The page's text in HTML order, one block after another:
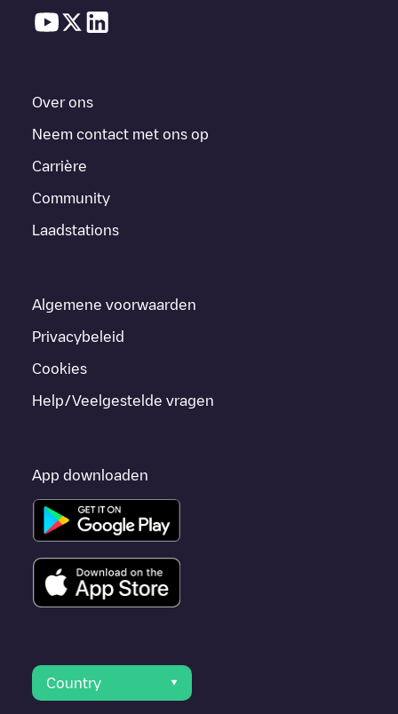
Over ons
Neem contact met ons op
Carrière
Community
Laadstations
Algemene voorwaarden
Privacybeleid
Cookies
Help/Veelgestelde vragen
App downloaden
Country